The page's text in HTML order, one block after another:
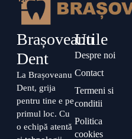
Brașoveanu
Dent
La Brașoveanu
Dent, grija
pentru tine e pe
primul loc. Cu
o echipă atentă
Utile
Despre noi
Contact
Termeni si
conditii
Politica
cookies